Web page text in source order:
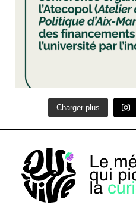
Charger plus